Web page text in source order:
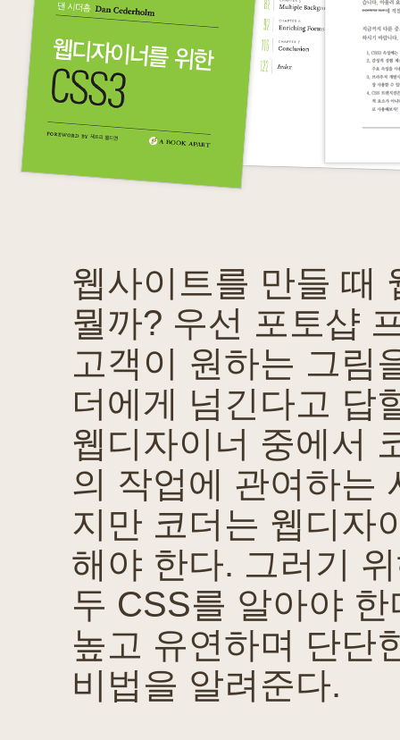
웹사이트를 만들 때
뭘까? 우선 포토샵
고객이 원하는 그림
더에게 넘긴다고 답
웹디자이너 중에서
의 작업에 관여하는
지만 코더는 웹디자
해야 한다. 그러기
두 CSS를 알아야
높고 유연하며 단단
비법을 알려준다.